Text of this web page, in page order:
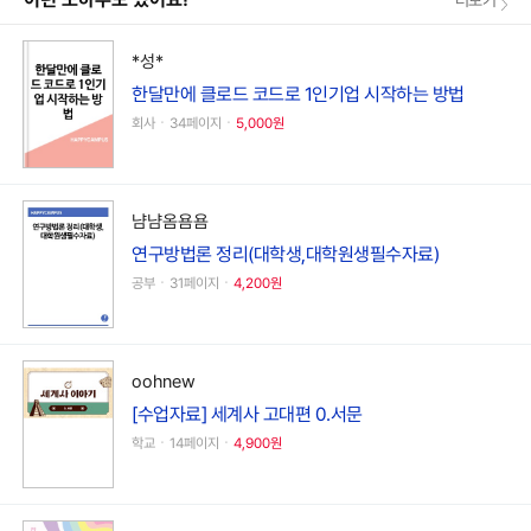
*성*
한달만에 클로드 코드로 1인기업 시작하는 방법
회사ㆍ34페이지ㆍ 5,000원
냠냠옴욤욤
연구방법론 정리(대학생,대학원생필수자료)
공부ㆍ31페이지ㆍ 4,200원
oohnew
[수업자료] 세계사 고대편 0.서문
학교ㆍ14페이지ㆍ 4,900원